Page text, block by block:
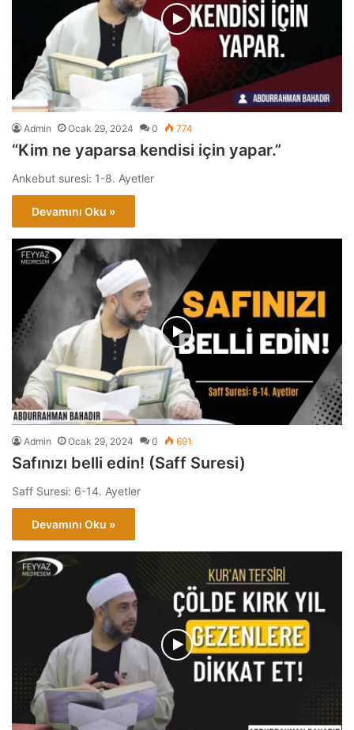
Admin Ocak 29, 2024 0 774
“Kim ne yaparsa kendisi için yapar.”
Ankebut suresi: 1-8. Ayetler
Devamını Oku »
Admin Ocak 29, 2024 0 691
Safınızı belli edin! (Saff Suresi)
Saff Suresi: 6-14. Ayetler
Devamını Oku »